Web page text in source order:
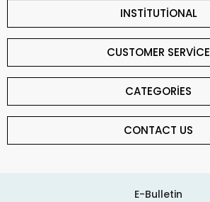
INSTİTUTİONAL
CUSTOMER SERVİCE
CATEGORİES
CONTACT US
E-Bulletin